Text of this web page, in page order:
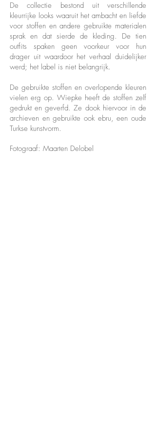
De collectie bestond uit verschillende
kleurrijke looks waaruit het ambacht en liefde
voor stoffen en andere gebruikte materialen
sprak en dat sierde de kleding. De tien
outfits spaken geen voorkeur voor hun
drager uit waardoor het verhaal duidelijker
werd; het label is niet belangrijk.
De gebruikte stoffen en overlopende kleuren
vielen erg op. Wiepke heeft de stoffen zelf
gedrukt en geverfd. Ze dook hiervoor in de
archieven en gebruikte ook ebru, een oude
Turkse kunstvorm.
Fotograaf: Maarten Delobel